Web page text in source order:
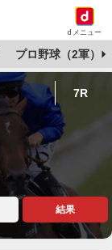
dメニュー
プロ野球（2軍）
7R
結果